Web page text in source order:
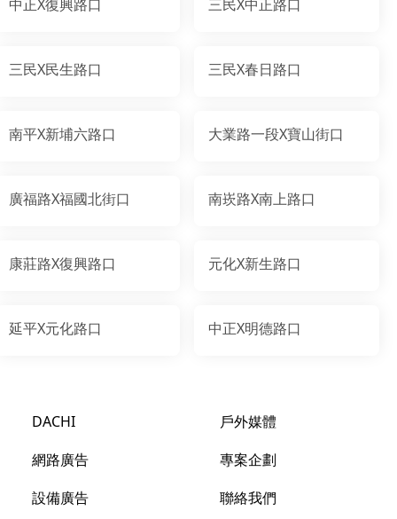
中正X復興路口 三民X中正路口
三民X民生路口 三民X春日路口
南平X新埔六路口 大業路一段X寶山街口
廣福路X福國北街口 南崁路X南上路口
康莊路X復興路口 元化X新生路口
延平X元化路口 中正X明德路口
DACHI
戶外媒體
網路廣告
專案企劃
設備廣告
聯絡我們